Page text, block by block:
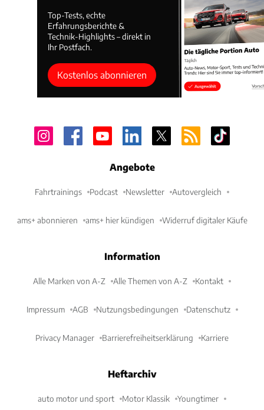
Top-Tests, echte
Erfahrungsberichte &
Technik-Highlights – direkt in
Ihr Postfach.
Kostenlos abonnieren
Angebote
Fahrtrainings Podcast Newsletter Autovergleich
ams+ abonnieren ams+ hier kündigen Widerruf digitaler Käufe
Information
Alle Marken von A-Z Alle Themen von A-Z Kontakt
Impressum AGB Nutzungsbedingungen Datenschutz
Privacy Manager Barrierefreiheitserklärung Karriere
Heftarchiv
auto motor und sport Motor Klassik Youngtimer